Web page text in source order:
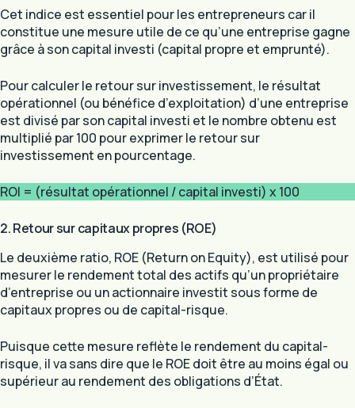
Cet indice est essentiel pour les entrepreneurs car il
constitue une mesure utile de ce qu’une entreprise gagne
grâce à son capital investi (capital propre et emprunté).
Pour calculer le retour sur investissement, le résultat
opérationnel (ou bénéfice d’exploitation) d’une entreprise
est divisé par son capital investi et le nombre obtenu est
multiplié par 100 pour exprimer le retour sur
investissement en pourcentage.
ROI = (résultat opérationnel / capital investi) x 100
2. Retour sur capitaux propres (ROE)
Le deuxième ratio, ROE (Return on Equity), est utilisé pour
mesurer le rendement total des actifs qu’un propriétaire
d’entreprise ou un actionnaire investit sous forme de
capitaux propres ou de capital-risque.
Puisque cette mesure reflète le rendement du capital-
risque, il va sans dire que le ROE doit être au moins égal ou
supérieur au rendement des obligations d’État.